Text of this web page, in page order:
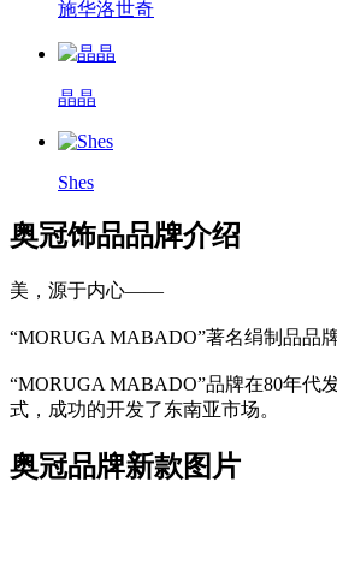
施华洛世奇
晶晶
Shes
奥冠饰品品牌介绍
美，源于内心——
“MORUGA MABADO”著名绢制品品牌
“MORUGA MABADO”品牌在80年代
式，成功的开发了东南亚市场。
奥冠品牌新款图片